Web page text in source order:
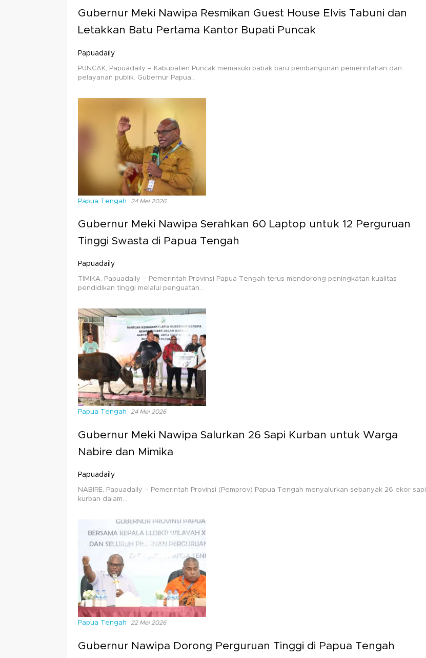
Gubernur Meki Nawipa Resmikan Guest House Elvis Tabuni dan
Letakkan Batu Pertama Kantor Bupati Puncak
Papuadaily
PUNCAK, Papuadaily – Kabupaten Puncak memasuki babak baru pembangunan pemerintahan dan
pelayanan publik. Gubernur Papua…
Papua Tengah 24 Mei 2026
Gubernur Meki Nawipa Serahkan 60 Laptop untuk 12 Perguruan
Tinggi Swasta di Papua Tengah
Papuadaily
TIMIKA, Papuadaily – Pemerintah Provinsi Papua Tengah terus mendorong peningkatan kualitas
pendidikan tinggi melalui penguatan…
Papua Tengah 24 Mei 2026
Gubernur Meki Nawipa Salurkan 26 Sapi Kurban untuk Warga
Nabire dan Mimika
Papuadaily
NABIRE, Papuadaily – Pemerintah Provinsi (Pemprov) Papua Tengah menyalurkan sebanyak 26 ekor sapi
kurban dalam…
Papua Tengah 22 Mei 2026
Gubernur Nawipa Dorong Perguruan Tinggi di Papua Tengah